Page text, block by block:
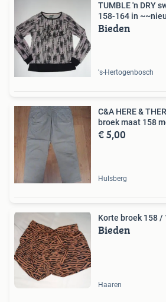
TUMBLE 'n DRY
158-164 in
Bieden
's-Hertogenbosch
C&A HERE &
broek maat 158
€ 5,00
Hulsberg
Korte broek 158 /
Bieden
Haaren